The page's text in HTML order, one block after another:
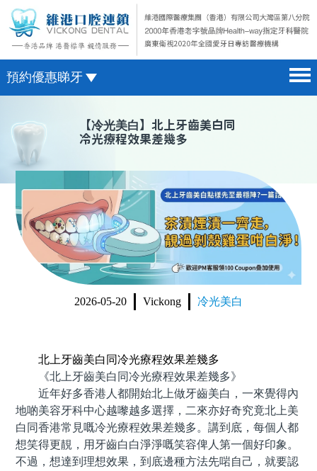
預約優惠睇牙
醫院簡介 hospital introduction
醫生介紹 doctor introduction
醫療新聞 medical news
種植牙 dental implant
箍牙 orthodontics
收費標準 change standard
微信預約
WhatsApp預約
【冷光美白】北上牙齒美白同
冷光療程效果差幾多
2026-05-20 Vickong 冷光美白
北上牙齒美白同冷光療程效果差幾多
《北上牙齒美白同冷光療程效果差幾多》
近年好多香港人都開始北上做牙齒美白，一來覺得內
地啲美容牙科中心越嚟越多選擇，二來亦好奇究竟北上美
白同香港常見嘅冷光療程效果差幾多。講到底，每個人都
想笑得更靚，用牙齒白白淨淨嘅笑容俾人第一個好印象。
不過，想達到理想效果，到底邊種方法先啱自己，就要認